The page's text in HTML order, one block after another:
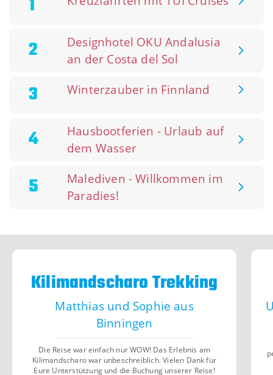
1
2
Designhotel OKU Andalusia
an der Costa del Sol
3 Winterzauber in Finnland
4
Hausbootferien - Urlaub auf
dem Wasser
5
Malediven - Willkommen im
Paradies!
Kilimandscharo Trekking
Matthias und Sophie aus
Binningen
Die Reise war einfach nur WOW! Das Erlebnis am
Kilimandscharo war unbeschreiblich. Vielen Dank für
Eure Unterstützung und die Buchung unserer Reise!